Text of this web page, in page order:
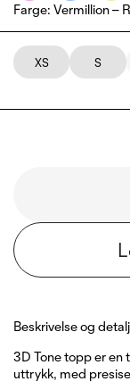
Farge: Vermillion –
XS S
Beskrivelse og
3D Tone topp er
uttrykk, med